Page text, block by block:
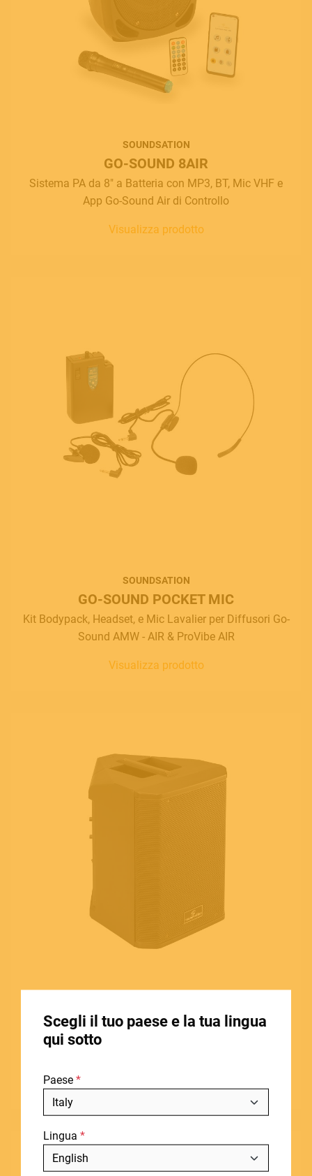
Scegli il tuo paese e la tua lingua
qui sotto
Paese
Lingua
MUSICAL INSTRUMENTS
PRO AUDIO & LIGHT
ACCESSORIES
STORE LOCATOR
BLOG
NOTIZIE
DOWNLOADS
SUPPORT
Includi fuori produzione
SOUNDSATION
GO-SOUND 8AIR
Sistema PA da 8" a Batteria con MP3, BT, Mic VHF e
App Go-Sound Air di Controllo
Visualizza prodotto
SOUNDSATION
GO-SOUND POCKET MIC
Kit Bodypack, Headset, e Mic Lavalier per Diffusori Go-
Sound AMW - AIR & ProVibe AIR
Visualizza prodotto
SOUNDSATION
HYPER 8 STREET